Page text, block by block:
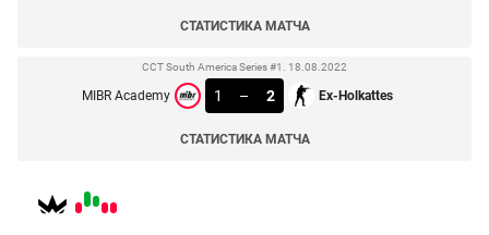
СТАТИСТИКА МАТЧА
CCT South America Series #1. 18.08.2022
MIBR Academy 1 – 2 Ex-Holkattes
СТАТИСТИКА МАТЧА